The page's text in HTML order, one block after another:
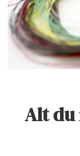
Alt du